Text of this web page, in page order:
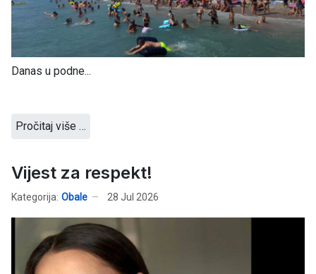
Danas u podne...
Pročitaj više …
Vijest za respekt!
Kategorija: Obale 28 Jul 2026